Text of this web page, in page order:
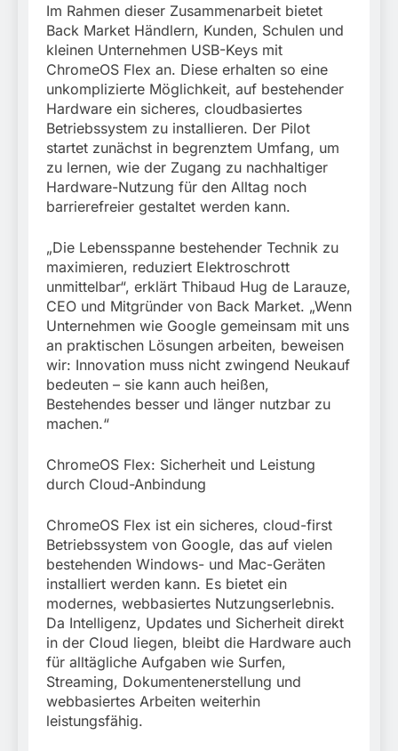
Im Rahmen dieser Zusammenarbeit bietet
Back Market Händlern, Kunden, Schulen und
kleinen Unternehmen USB-Keys mit
ChromeOS Flex an. Diese erhalten so eine
unkomplizierte Möglichkeit, auf bestehender
Hardware ein sicheres, cloudbasiertes
Betriebssystem zu installieren. Der Pilot
startet zunächst in begrenztem Umfang, um
zu lernen, wie der Zugang zu nachhaltiger
Hardware-Nutzung für den Alltag noch
barrierefreier gestaltet werden kann.
„Die Lebensspanne bestehender Technik zu
maximieren, reduziert Elektroschrott
unmittelbar“, erklärt Thibaud Hug de Larauze,
CEO und Mitgründer von Back Market. „Wenn
Unternehmen wie Google gemeinsam mit uns
an praktischen Lösungen arbeiten, beweisen
wir: Innovation muss nicht zwingend Neukauf
bedeuten – sie kann auch heißen,
Bestehendes besser und länger nutzbar zu
machen.“
ChromeOS Flex: Sicherheit und Leistung
durch Cloud-Anbindung
ChromeOS Flex ist ein sicheres, cloud-first
Betriebssystem von Google, das auf vielen
bestehenden Windows- und Mac-Geräten
installiert werden kann. Es bietet ein
modernes, webbasiertes Nutzungserlebnis.
Da Intelligenz, Updates und Sicherheit direkt
in der Cloud liegen, bleibt die Hardware auch
für alltägliche Aufgaben wie Surfen,
Streaming, Dokumentenerstellung und
webbasiertes Arbeiten weiterhin
leistungsfähig.